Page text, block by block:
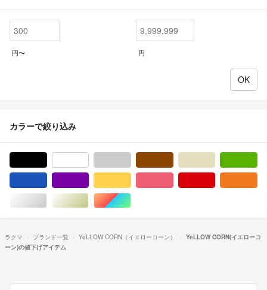
円〜 円
カラーで絞り込み
シルバー/銀色系ゴールド/金色系マルチカラー
ラクマ ブランド一覧 YeLLOW CORN（イエローコーン）
YeLLOW CORN(イエローコ
ーン)の値下げアイテム